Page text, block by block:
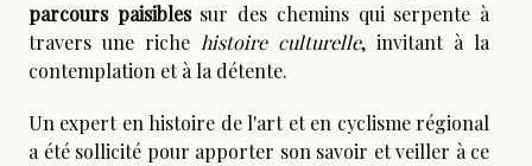
parcours paisiblessur des chemins qui serpente à
travers une riche histoire culturelle, invitant à la
contemplation et à la détente.
Un expert en histoire de l'art et en cyclisme régional
a été sollicité pour apporter son savoir et veiller à ce